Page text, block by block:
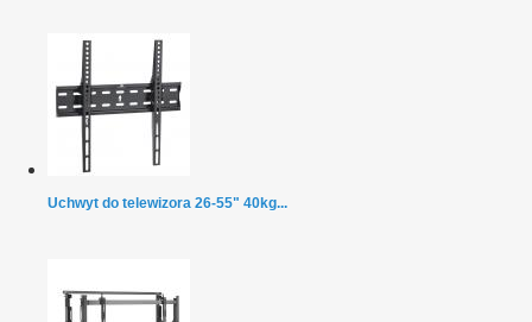
Uchwyt do telewizora 26-55" 40kg...